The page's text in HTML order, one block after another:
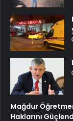
Mağdur
Haklarını